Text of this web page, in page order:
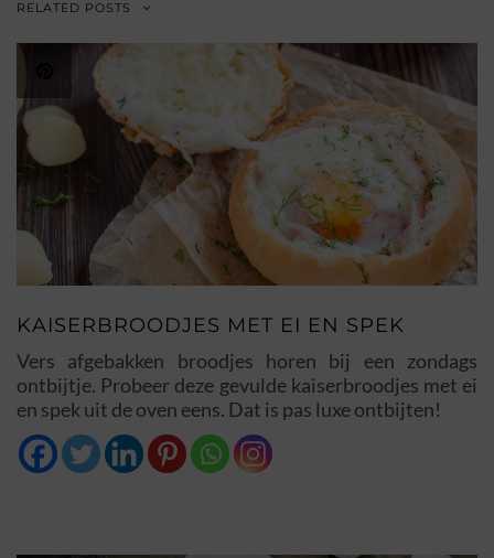
RELATED POSTS
KAISERBROODJES MET EI EN SPEK
Vers afgebakken broodjes horen bij een zondags
ontbijtje. Probeer deze gevulde kaiserbroodjes met ei
en spek uit de oven eens. Dat is pas luxe ontbijten!